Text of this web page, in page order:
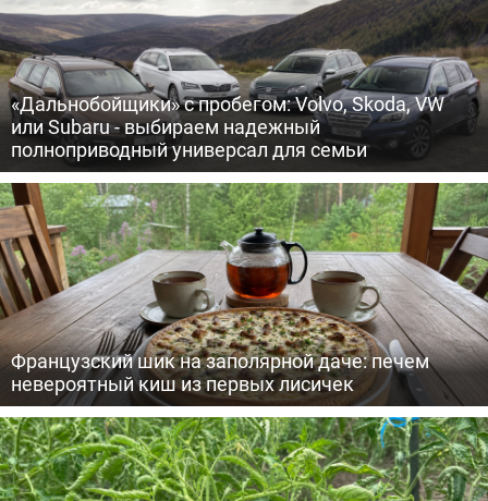
«Дальнобойщики» с пробегом: Volvo, Skoda, VW
или Subaru - выбираем надежный
полноприводный универсал для семьи
Французский шик на заполярной даче: печем
невероятный киш из первых лисичек